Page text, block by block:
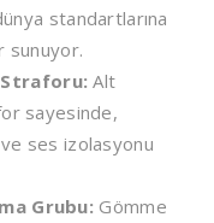
standartlarına
sunuyor.
Straforu: Alt
sayesinde,
ses izolasyonu
Grubu: Gömme